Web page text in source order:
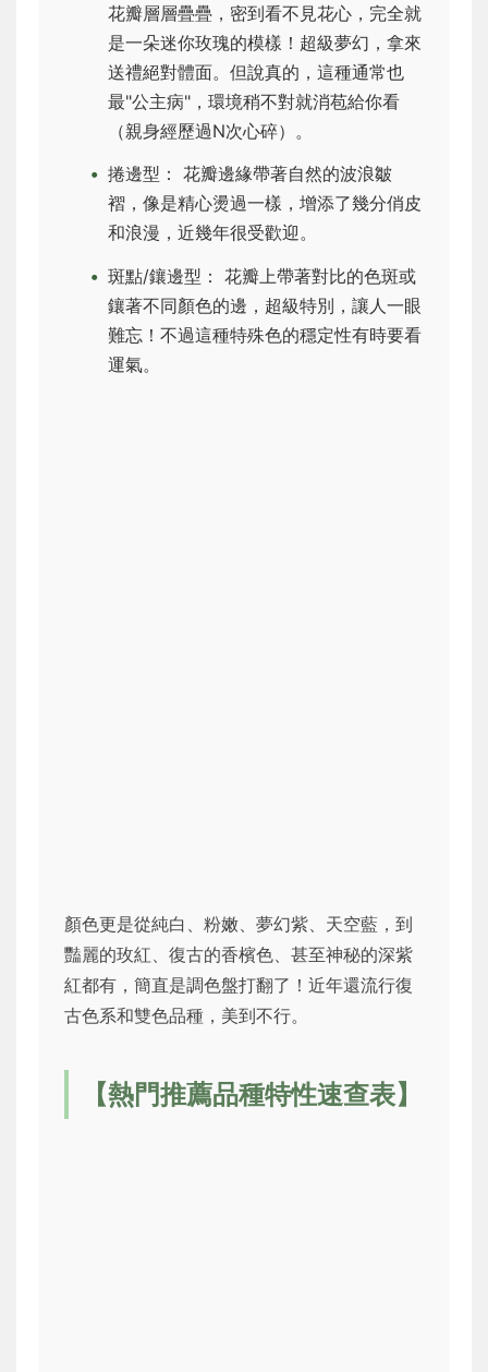
花瓣層層疊疊，密到看不見花心，完全就
是一朵迷你玫瑰的模樣！超級夢幻，拿來
送禮絕對體面。但說真的，這種通常也
最"公主病"，環境稍不對就消苞給你看
（親身經歷過N次心碎）。
捲邊型： 花瓣邊緣帶著自然的波浪皺
褶，像是精心燙過一樣，增添了幾分俏皮
和浪漫，近幾年很受歡迎。
斑點/鑲邊型： 花瓣上帶著對比的色斑或
鑲著不同顏色的邊，超級特別，讓人一眼
難忘！不過這種特殊色的穩定性有時要看
運氣。
顏色更是從純白、粉嫩、夢幻紫、天空藍，到
豔麗的玫紅、復古的香檳色、甚至神秘的深紫
紅都有，簡直是調色盤打翻了！近年還流行復
古色系和雙色品種，美到不行。
【熱門推薦品種特性速查表】